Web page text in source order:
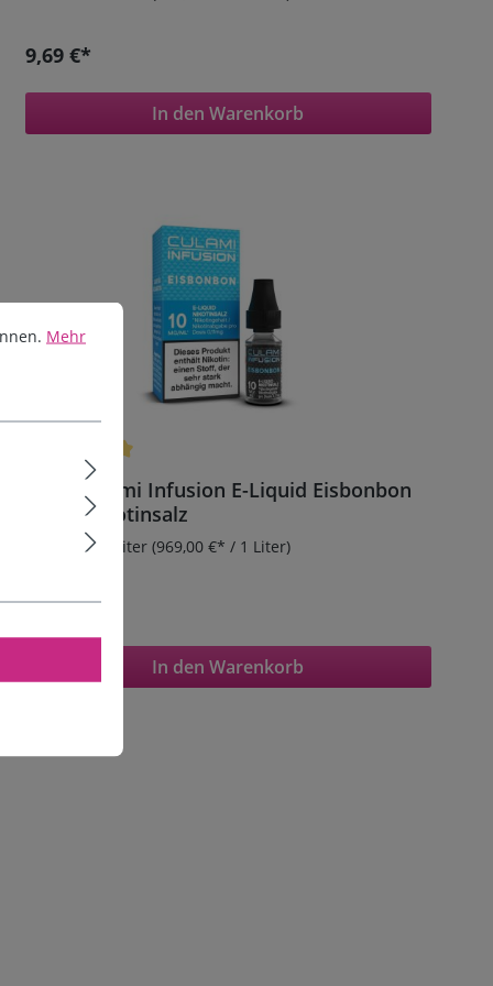
9,69 €*
In den Warenkorb
Durchschnittliche Bewertung von 5 von 5 Sternen
10ml Culami Infusion E-Liquid Eisbonbon
10mg Nikotinsalz
0.01 Liter (969,00 €* / 1 Liter)
9,69 €*
In den Warenkorb
Mehr Informationen ...
Mehr